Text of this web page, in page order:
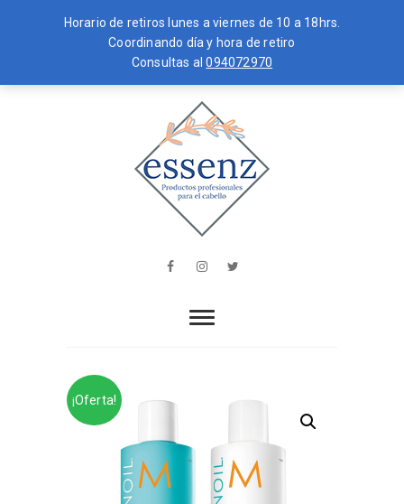
Horario de retiros lunes a viernes de 10 a 18hrs.
Coordinando día y hora de retiro
Consultas al094072970
to
essenz
EL CABELLO
FacebookInstagram
¡Oferta!